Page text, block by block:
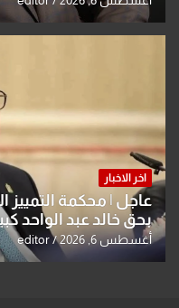
اخر الاخبار
عاجل | محكمة التمييز
بحق خالد عبد الواحد
أغسطس 6, 2026 editor